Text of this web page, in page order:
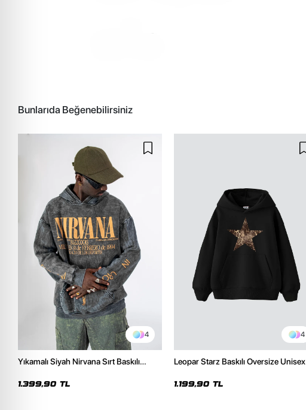
Bunlarıda Beğenebilirsiniz
4
Yıkamalı Siyah Nirvana Sırt Baskılı
1.399,90 TL
4
Leopar Starz Baskılı Oversize Unisex
1.199,90 TL